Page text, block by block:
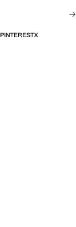
PINTERESTX